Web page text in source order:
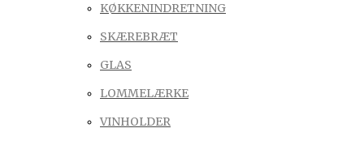
KØKKENINDRETNING
SKÆREBRÆT
GLAS
LOMMELÆRKE
VINHOLDER